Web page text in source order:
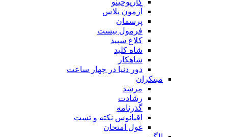
کارپوچینو
آزمون پلاس
پرسمان
فرمول بیست
کلاغ سپید
شاه کلید
شاهکار
دور دنیا در چهار ساعت
مبتکران
مرشد
رشادت
گذرنامه
اقیانوس نکته و تست
غول امتحان